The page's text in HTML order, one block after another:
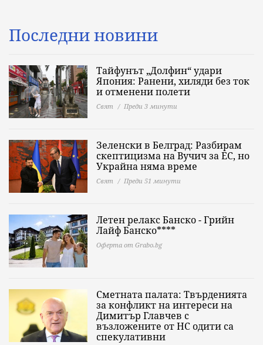
Последни новини
Тайфунът „Долфин“ удари
Япония: Ранени, хиляди без ток
и отменени полети
Свят Преди 3 минути
Зеленски в Белград: Разбирам
скептицизма на Вучич за ЕС, но
Украйна няма време
Свят Преди 51 минути
Летен релакс Банско - Грийн
Лайф Банско****
Оферта от Grabo.bg
Сметната палата: Твърденията
за конфликт на интереси на
Димитър Главчев с
възложените от НС одити са
спекулативни